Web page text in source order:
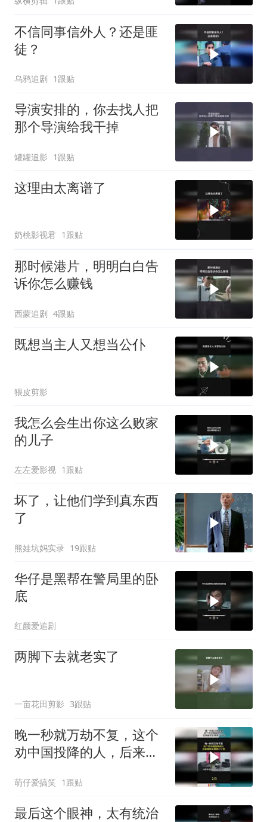
不信同事信外人？还是匪
徒？
乌鸦追剧 1跟贴
导演安排的，你去找人把
那个导演给我干掉
罐罐追影 1跟贴
这理由太离谱了
奶桃影视君 1跟贴
那时候港片，明明白白告
诉你怎么赚钱
西蒙追剧 4跟贴
既想当主人又想当公仆
猥皮剪影
我怎么会生出你这么败家
的儿子
左左爱影视 1跟贴
坏了，让他们学到真东西
了
熊娃坑妈实录 19跟贴
华仔是黑帮在警局里的卧
底
红颜爱追剧
两脚下去就老实了
一亩花田剪影 3跟贴
晚一秒就万劫不复，这个
劝中国投降的人，后来被
萌仔爱搞笑 1跟贴
最后这个眼神，太有统治